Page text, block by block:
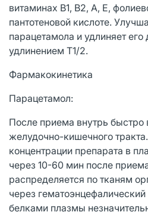
витаминах B1, В2, А, Е,
пантотеновой кислоте.
парацетамола и удлиняет его
удлинением Т1/2.
Фармакокинетика
Парацетамол:
После приема внутрь быстро
желудочно-кишечного
концентрации препарата в
через 10-60 мин после
распределяется по тканям
через
белками плазмы